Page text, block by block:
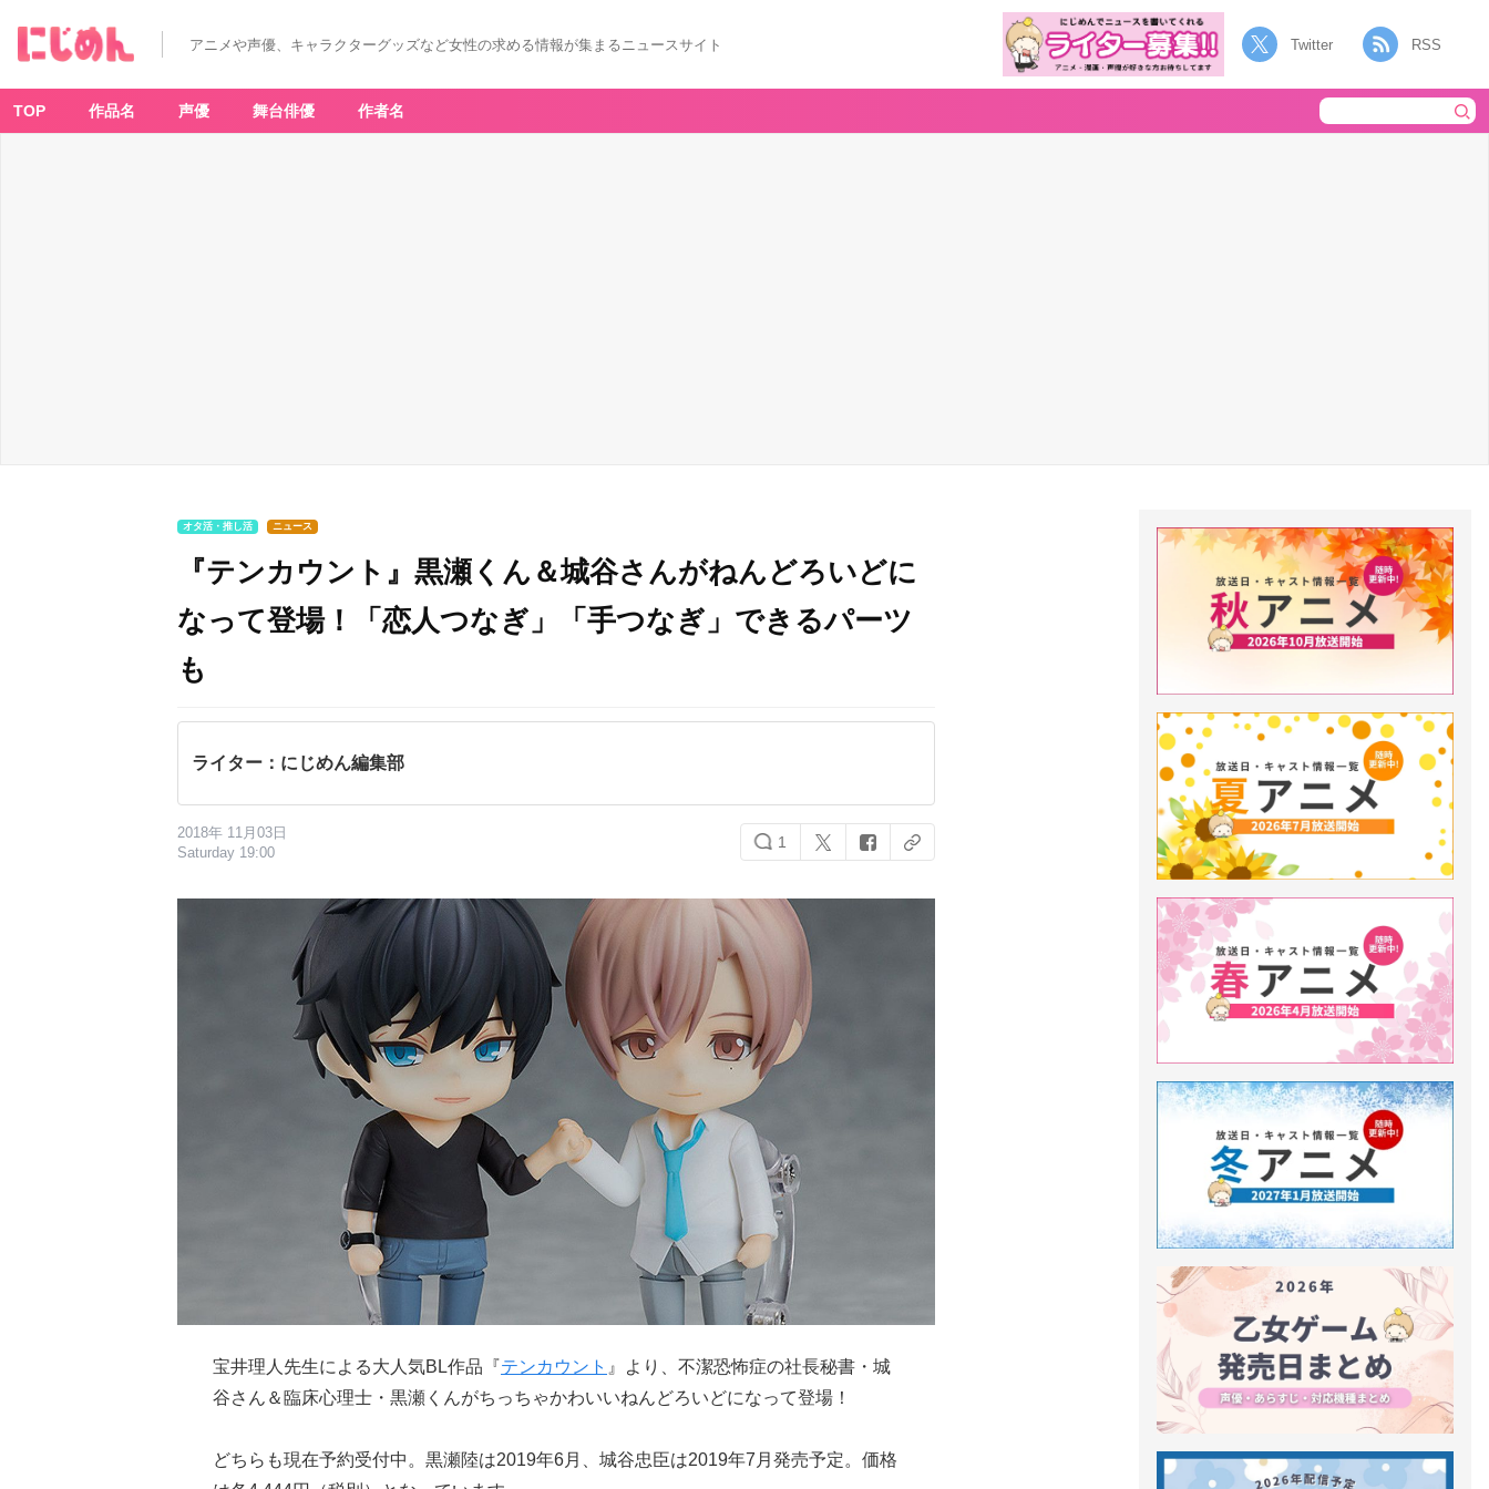
アニメや声優、キャラクターグッズなど女性の求める情報が集まるニュースサイト Twitter RSS
TOP 作品名 声優 舞台俳優 作者名
オタ活・推し活 ニュース
『テンカウント』黒瀬くん＆城谷さんがねんどろいどに
なって登場！「恋人つなぎ」「手つなぎ」できるパーツ
も
ライター：にじめん編集部
2018年 11月03日
Saturday 19:00
1
宝井理人先生による大人気BL作品『テンカウント 』より、不潔恐怖症の社長秘書・城
谷さん＆臨床心理士・黒瀬くんがちっちゃかわいいねんどろいどになって登場！
どちらも現在予約受付中。黒瀬陸は2019年6月、城谷忠臣は2019年7月発売予定。価格